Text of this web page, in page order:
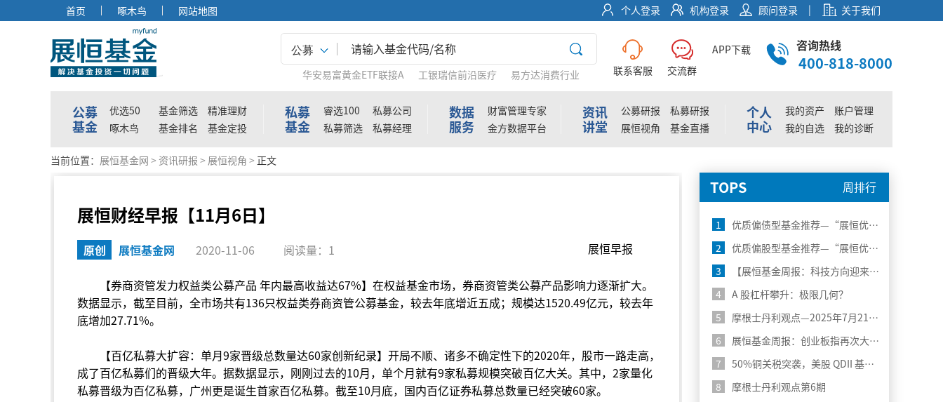
首页 啄木鸟 网站地图 个人登录 机构登录 顾问登录 | 关于我们
公募
华安易富黄金ETF联接A 工银瑞信前沿医疗 易方达消费行业 联系客服 交流群
APP下载 咨询热线
400-818-8000
公募
基金
优选50 基金筛选
精准理财
啄木鸟
基金排名 基金定投
私募
基金
睿选100
私募公司
私募筛选
私募经理
数据
服务
财富管理专家
金方数据平台
资讯
讲堂
公募研报
私募研报
展恒视角
基金直播
个人
中心
我的资产
账户管理
我的自选
我的诊断
当前位置： 展恒基金网 > 资讯研报 > 展恒视角 > 正文
展恒财经早报【11月6日】
原创 展恒基金网 2020-11-06 阅读量：1 展恒早报
【券商资管发力权益类公募产品 年内最高收益达67%】在权益基金市场，券商资管类公募产品影响力逐渐扩大。
数据显示，截至目前，全市场共有136只权益类券商资管公募基金，较去年底增近五成；规模达1520.49亿元，较去年
底增加27.71%。
【百亿私募大扩容：单月9家晋级总数量达60家创新纪录】开局不顺、诸多不确定性下的2020年，股市一路走高，
成了百亿私募们的晋级大年。据数据显示，刚刚过去的10月，单个月就有9家私募规模突破百亿大关。其中，2家量化
私募晋级为百亿私募，广州更是诞生首家百亿私募。截至10月底，国内百亿证券私募总数量已经突破60家。
TOPS 周排行
1
优质偏债型基金推荐—“展恒优选50”8月榜单
2
优质偏股型基金推荐—“展恒优选50”8月榜单
3
【展恒基金周报：科技方向迎来大涨，下一步关注什么？】
4
A 股杠杆攀升：极限几何？
5
摩根士丹利观点—2025年7月21日第7期
6
展恒基金周报：创业板指再次大涨超3%，继续关注科技行业
7
50%铜关税突袭，美股 QDII 基金风险警报拉响
8
摩根士丹利观点第6期